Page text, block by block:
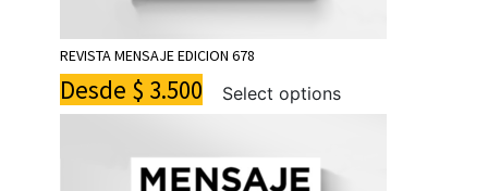
REVISTA MENSAJE EDICION 678
Desde $ 3.500 Select options